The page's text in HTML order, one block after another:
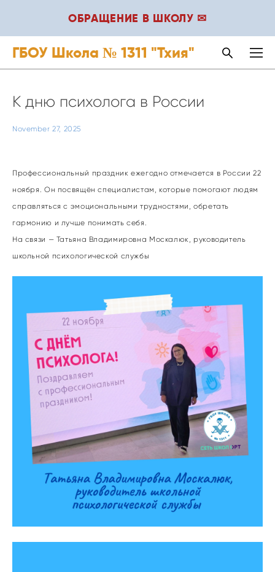
ОБРАЩЕНИЕ В ШКОЛУ ✉
ГБОУ Школа № 1311 "Тхия"
November 27, 2025
К дню психолога в России
Профессиональный праздник ежегодно отмечается в России 22
ноября. Он посвящён специалистам, которые помогают людям
справляться с эмоциональными трудностями, обретать
гармонию и лучше понимать себя.
На связи — Татьяна Владимировна Москалюк, руководитель
школьной психологической службы